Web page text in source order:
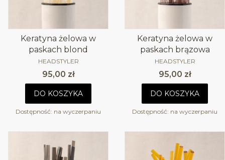
Keratyna żelowa w
paskach blond
PRODUCENT
HEADSTYLER
Cena
95,00 zł
DO KOSZYKA
Dostępność: na wyczerpaniu
Keratyna żelowa w
paskach brązowa
PRODUCENT
HEADSTYLER
Cena
95,00 zł
DO KOSZYKA
Dostępność: na wyczerpaniu